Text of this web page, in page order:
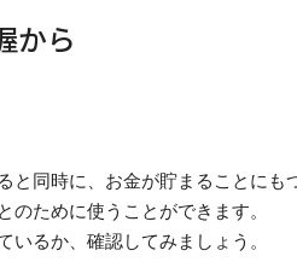
から
と同時に、お金が貯まることにも
ために使うことができます。
るか、確認してみましょう。